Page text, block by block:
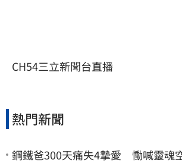
CH54三立新聞台直播
熱門新聞
鋼鐵爸300天痛失4摯愛 慟喊靈魂